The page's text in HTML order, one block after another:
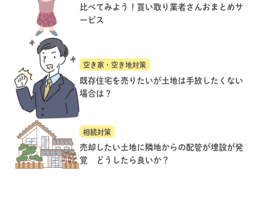
比べてみよう！買い取り業者さんおまとめサ
ービス
空き家・空き地対策
既存住宅を売りたいが土地は手放したくない
場合は？
相続対策
売却したい土地に隣地からの配管が埋設が発
覚 どうしたら良いか？